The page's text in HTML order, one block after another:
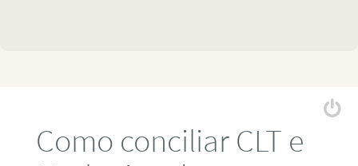
Como conciliar CLT e